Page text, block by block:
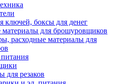
боксы для денег
материалы для брошуровщиков
расходные материалы для
для резаков